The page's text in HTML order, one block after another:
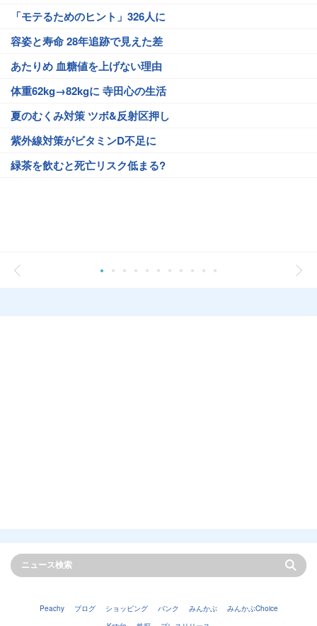
「モテるためのヒント」326人に
容姿と寿命 28年追跡で見えた差
あたりめ 血糖値を上げない理由
体重62kg→82kgに 寺田心の生活
夏のむくみ対策 ツボ&反射区押し
紫外線対策がビタミンD不足に
緑茶を飲むと死亡リスク低まる?
Peachy ブログ ショッピング バンク みんかぶ
みんかぶChoice